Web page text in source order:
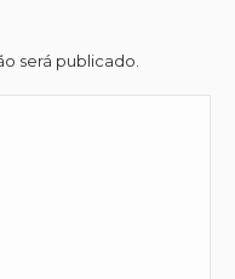
será publicado.